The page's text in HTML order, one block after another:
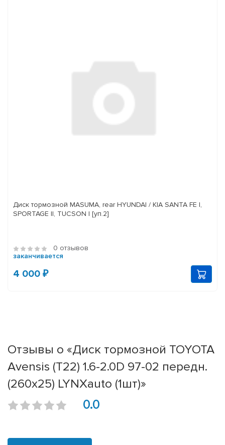
Диск тормозной MASUMA, rear HYUNDAI / KIA SANTA FE I,
SPORTAGE II, TUCSON I [уп.2]
0 отзывов
заканчивается
4 000 ₽
Отзывы о «Диск тормозной TOYOTA
Avensis (T22) 1.6-2.0D 97-02 передн.
(260x25) LYNXauto (1шт)»
0.0